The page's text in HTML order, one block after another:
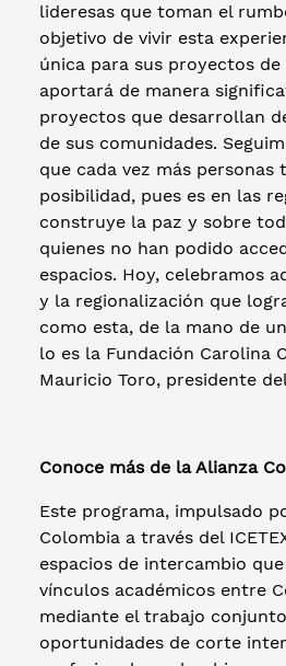
lideresas que toman el
objetivo de vivir esta
única para sus proyectos de
aportará de manera
proyectos que desarrollan
de sus comunidades.
que cada vez más personas
posibilidad, pues es en las
construye la paz y sobre
quienes no han podido
espacios. Hoy, celebramos
y la regionalización que
como esta, de la mano de
lo es la Fundación Carolina
Mauricio Toro, presidente del
Conoce más de la Alianza
Este programa, impulsado
Colombia a través del
espacios de intercambio
vínculos académicos entre
mediante el trabajo
oportunidades de corte